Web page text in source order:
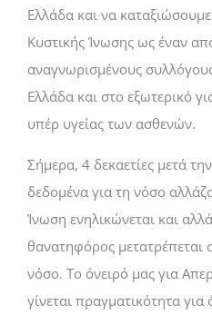
Ελλάδα και να
Κυστικής Ίνωσης ως έναν
αναγνωρισμένους
Ελλάδα και στο εξωτερικό
υπέρ υγείας των ασθενών.
Σήμερα, 4 δεκαετίες μετά
δεδομένα για τη νόσο
Ίνωση ενηλικώνεται και
θανατηφόρος μετατρέπεται
νόσο. Το όνειρό μας για
γίνεται πραγματικότητα για